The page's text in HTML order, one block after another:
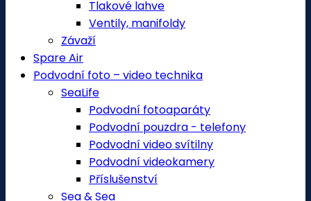
Tlakové lahve
Ventily, manifoldy
Závaží
Spare Air
Podvodní foto – video technika
SeaLife
Podvodní fotoaparáty
Podvodní pouzdra - telefony
Podvodní video svítilny
Podvodní videokamery
Příslušenství
Sea & Sea